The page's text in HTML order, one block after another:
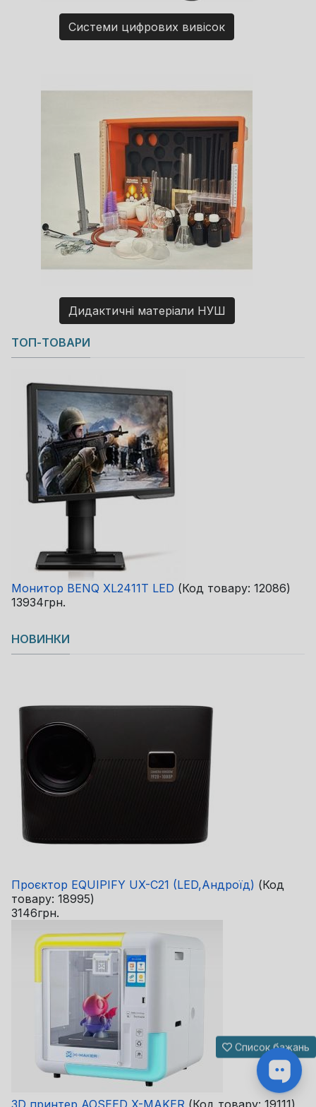
Системи цифрових вивісок
Дидактичні матеріали НУШ
Copyright MAXXmarketing GmbH
JoomShopping Download & Support
ТОП-ТОВАРИ
Монитор BENQ XL2411T LED (Код товару: 12086)
13934грн.
НОВИНКИ
Проєктор EQUIPIFY UX-C21 (LED,Андроїд) (Код
товару: 18995)
3146грн.
3D принтер AOSEED X-MAKER (Код товару: 19111)
Список бажань